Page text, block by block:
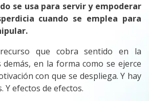
se usa para servir y empoderar
cuando se emplea para
que cobra sentido en la
en la forma como se ejerce
con que se despliega. Y hay
Y efectos de efectos.